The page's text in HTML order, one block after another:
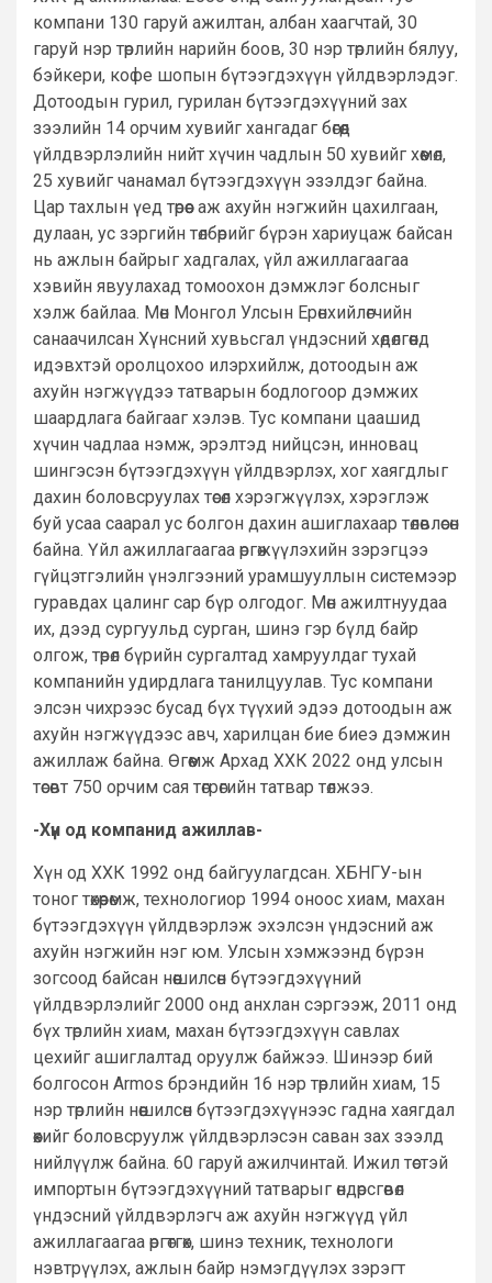
компани 130 гаруй ажилтан, албан хаагчтай, 30
гаруй нэр төрлийн нарийн боов, 30 нэр төрлийн бялуу,
бэйкери, кофе шопын бүтээгдэхүүн үйлдвэрлэдэг.
Дотоодын гурил, гурилан бүтээгдэхүүний зах
зээлийн 14 орчим хувийг хангадаг бөгөөд
үйлдвэрлэлийн нийт хүчин чадлын 50 хувийг хөөмөл,
25 хувийг чанамал бүтээгдэхүүн эзэлдэг байна.
Цар тахлын үед төрөөс аж ахуйн нэгжийн цахилгаан,
дулаан, ус зэргийн төлбөрийг бүрэн хариуцаж байсан
нь ажлын байрыг хадгалах, үйл ажиллагаагаа
хэвийн явуулахад томоохон дэмжлэг болсныг
хэлж байлаа. Мөн Монгол Улсын Ерөнхийлөгчийн
санаачилсан Хүнсний хувьсгал үндэсний хөдөлгөөнд
идэвхтэй оролцохоо илэрхийлж, дотоодын аж
ахуйн нэгжүүдээ татварын бодлогоор дэмжих
шаардлага байгааг хэлэв. Тус компани цаашид
хүчин чадлаа нэмж, эрэлтэд нийцсэн, инновац
шингэсэн бүтээгдэхүүн үйлдвэрлэх, хог хаягдлыг
дахин боловсруулах төсөл хэрэгжүүлэх, хэрэглэж
буй усаа саарал ус болгон дахин ашиглахаар төлөвлөсөн
байна. Үйл ажиллагаагаа өргөжүүлэхийн зэрэгцээ
гүйцэтгэлийн үнэлгээний урамшууллын системээр
гуравдах цалинг сар бүр олгодог. Мөн ажилтнуудаа
их, дээд сургуульд сурган, шинэ гэр бүлд байр
олгож, төрөл бүрийн сургалтад хамруулдаг тухай
компанийн удирдлага танилцуулав. Тус компани
элсэн чихрээс бусад бүх түүхий эдээ дотоодын аж
ахуйн нэгжүүдээс авч, харилцан бие биеэ дэмжин
ажиллаж байна. Өгөөмж Архад ХХК 2022 онд улсын
төсөвт 750 орчим сая төгрөгийн татвар төлжээ.
-Хүн од компанид ажиллав-
Хүн од ХХК 1992 онд байгуулагдсан. ХБНГУ-ын
тоног төхөөрөмж, технологиор 1994 оноос хиам, махан
бүтээгдэхүүн үйлдвэрлэж эхэлсэн үндэсний аж
ахуйн нэгжийн нэг юм. Улсын хэмжээнд бүрэн
зогсоод байсан нөөшилсөн бүтээгдэхүүний
үйлдвэрлэлийг 2000 онд анхлан сэргээж, 2011 онд
бүх төрлийн хиам, махан бүтээгдэхүүн савлах
цехийг ашиглалтад оруулж байжээ. Шинээр бий
болгосон Armos брэндийн 16 нэр төрлийн хиам, 15
нэр төрлийн нөөшилсөн бүтээгдэхүүнээс гадна хаягдал
өөхийг боловсруулж үйлдвэрлэсэн саван зах зээлд
нийлүүлж байна. 60 гаруй ажилчинтай. Ижил төстэй
импортын бүтээгдэхүүний татварыг өндөрсгөвөл
үндэсний үйлдвэрлэгч аж ахуйн нэгжүүд үйл
ажиллагаагаа өргөтгөх, шинэ техник, технологи
нэвтрүүлэх, ажлын байр нэмэгдүүлэх зэрэгт